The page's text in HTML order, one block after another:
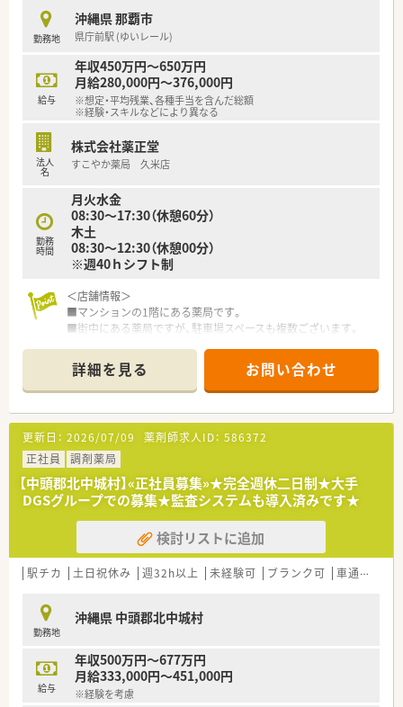
平成20年には大手チェーンのクオールと資本提携しより質の高
いサービスの提供で地域貢献をされています。
総合病院の門前薬局から、様々なクリニックの門前に店舗がある
ため、幅広い処方の経験が積める環境です。
■薬剤師業務に専念できる環境
医療事務と他に「フロア・コンシェルジュ」を配置しており、待合
様々なサポートを行っています。そのため、薬剤師は本来の「調
剤・監査・投薬」業務に専念できる環境が整っています。
薬剤師のスキル度合いに応じた研修体制がございます。
入社時オリエンテーションの実施や、各ご経験に応じて社内の研
修制度をご利用頂けます。
また、ブランクある方向けのリベンジ研修もあり、復帰に向けた
サポート体制もしっかり整っております。新入社員においては、
学的知識・管理者能力の向上を目指しております。
■ママさん薬剤師も多数活躍中
産育休取得率は100％・育休からの復帰率は100％です。
出産後の業務からブランクがある方向けにリベンジ研修の実施
や
復帰に向けたサポート体制もしっかり整っております。
■時短勤務制度
産育休後の復帰者はお子様が3歳になるまで時短勤務制度ご利用
できます。
1日の所定労働時間を原則として6時間とするもので、お子様が
小さいうちも
お仕事との両立を図りながら就業頂けます。
■安心の福利厚生面
有給取得実績は直近で80％です【2022.11現時点】
有給とは別にリフレッシュ休暇もございます。（入社1年目1日・2
また、育児休暇・介護休暇・看護休暇など取得実績も多数あり、長
く安心して就業できる環境づくりにも取り組んでおられます。
舗間のヘルプ体制も連携が取れており、必要なお休みは取得しや
すい環境です。
勤務地
沖縄県 那覇市
県庁前駅 (ゆいレール)
給与
年収450万円～650万円
月給280,000円～376,000円
※想定・平均残業、各種手当を含んだ総額
※経験・スキルなどにより異なる
法人
名
株式会社薬正堂
すこやか薬局 久米店
勤務
時間
月火水金
08:30～17:30（休憩60分）
木土
08:30～12:30（休憩00分）
※週40ｈシフト制
＜店舗情報＞
■マンションの1階にある薬局です。
■街中にある薬局ですが、駐車場スペースも複数ございます。
るい雰囲気の薬局です。
■周辺にはコンビニや飲食店・公園もあり休憩時には便利な立地
です。
■1日80～100枚の処方箋を応需！近隣の内科・呼吸器科クリニッ
クからメインで応需しており応需先との関係も良好のため疑似
照会しやすい環境です。
＜こんな方にオススメ＞
■沖縄では最大手の店舗展開をしている薬局のため、ご家族の転
勤やご転居に伴い沖縄で異動をされたい方や色んな店舗で経験
を積みたい方にオススメ！
■内科メインのお薬や処方を学びたい方！これまで内科のご経験
があり、そのご経験を活かして仕事の幅を広げていきたい方にオ
ススメ！
■社内研修も充実しており、専門的なテーマでの研修から店舗管
■育児休業・介護休業・看護休暇の取得実績もあり、長く安定して
就業できる環境づくりに取り組んでいます。
■グループで薬剤師の在籍は約100名（男女比2:3）ほどいるた
め、ヘルプ体制もありお休みも取得しやすい環境です。
詳細を見る お問い合わせ
更新日： 2026/07/09 薬剤師求人ID： 586372
正社員
調剤薬局
【中頭郡北中城村】«正社員募集»★完全週休二日制★大手
DGSグループでの募集★監査システムも導入済みです★
検討リストに追加
駅チカ 土日祝休み 週32h以上 未経験可 ブランク可 車通勤可
勤務地
沖縄県 中頭郡北中城村
給与
年収500万円～677万円
月給333,000円～451,000円
※経験を考慮